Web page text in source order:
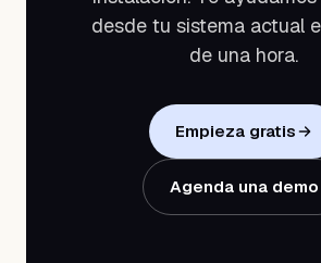
desde tu sistema actual
de una hora.
Empieza gratis
Agenda una demo